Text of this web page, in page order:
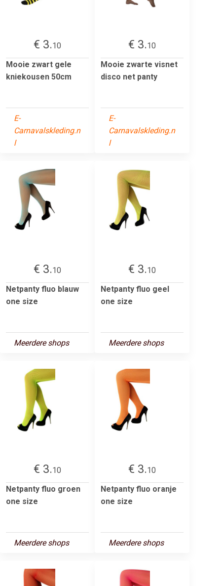
€ 3.10
Mooie zwart gele
kniekousen 50cm
E-
Carnavalskleding.n
l
€ 3.10
Mooie zwarte visnet
disco net panty
E-
Carnavalskleding.n
l
€ 3.10
Netpanty fluo blauw
one size
Meerdere shops
€ 3.10
Netpanty fluo geel
one size
Meerdere shops
€ 3.10
Netpanty fluo groen
one size
Meerdere shops
€ 3.10
Netpanty fluo oranje
one size
Meerdere shops